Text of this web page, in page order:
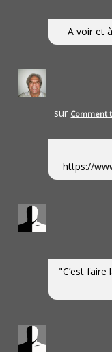
A voir et
sur Comment
https://
"C’est